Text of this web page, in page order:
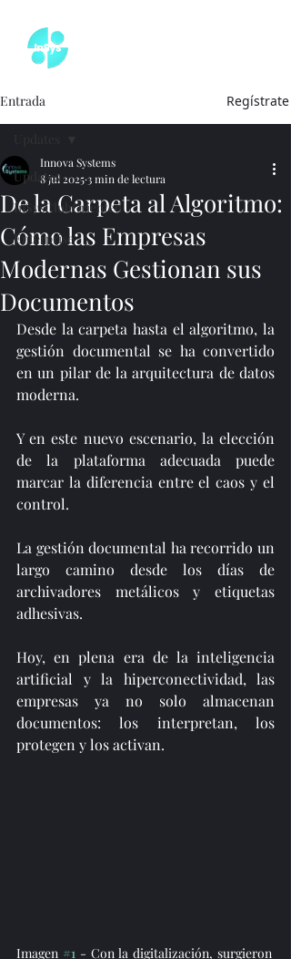
Entrada Regístrate
Updates
InSysClubOriented
Enterprise
De la Carpeta al Algoritmo:
Cómo las Empresas
Modernas Gestionan sus
Documentos
Innova Systems
8 jul 2025 3 min de lectura
Desde la carpeta hasta el algoritmo, la
gestión documental se ha convertido
en un pilar de la arquitectura de datos
moderna.
Y en este nuevo escenario, la elección
de la plataforma adecuada puede
marcar la diferencia entre el caos y el
control.
La gestión documental ha recorrido un
largo camino desde los días de
archivadores metálicos y etiquetas
adhesivas.
Hoy, en plena era de la inteligencia
artificial y la hiperconectividad, las
empresas ya no solo almacenan
documentos: los interpretan, los
protegen y los activan.
Imagen #1 - Con la digitalización, surgieron